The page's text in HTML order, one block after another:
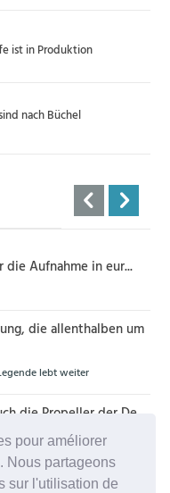
pour améliorer
Nous partageons
sur l'utilisation de
ist in Produktion
nach Büchel
Aufnahme in eur...
die allenthalben um
lebt weiter
die Propeller der De...
Motoren
Ich meine,da...